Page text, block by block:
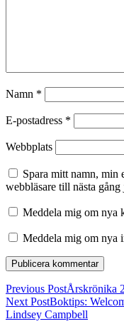
Namn *
E-postadress *
Webbplats
Spara mitt namn, min
webbläsare till nästa
Meddela mig om nya
Meddela mig om nya
Previous PostÅrskrönika
Next PostBoktips:
Lindsey Campbell